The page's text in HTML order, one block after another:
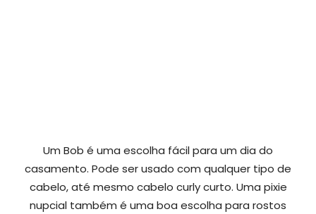
Um Bob é uma escolha fácil para um dia do
casamento. Pode ser usado com qualquer tipo de
cabelo, até mesmo cabelo curly curto. Uma pixie
nupcial também é uma boa escolha para rostos